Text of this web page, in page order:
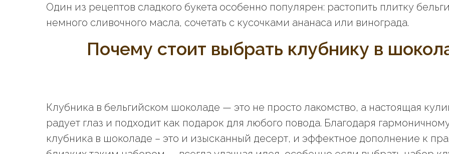
Один из рецептов сладкого букета особенно популярен: растопить плитку
немного сливочного масла, сочетать с кусочками ананаса или винограда.
Почему стоит выбрать клубнику в
Клубника в бельгийском шоколаде — это не просто лакомство, а настоящая
радует глаз и подходит как подарок для любого повода. Благодаря
клубника в шоколаде – это и изысканный десерт, и эффектное дополнение к